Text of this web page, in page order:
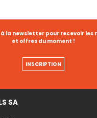
la newsletter pour recevoir les
et offres du moment !
INSCRIPTION
SA